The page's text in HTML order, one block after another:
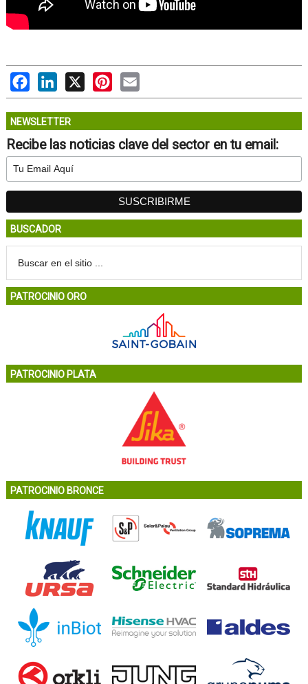
FacebookLinkedIn
X PinterestEmail
NEWSLETTER
Recibe las noticias clave del sector en tu email:
BUSCADOR
PATROCINIO ORO
PATROCINIO PLATA
PATROCINIO BRONCE